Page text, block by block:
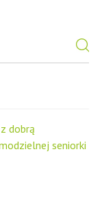
dobrą
seniorki